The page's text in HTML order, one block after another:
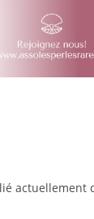
actuellement